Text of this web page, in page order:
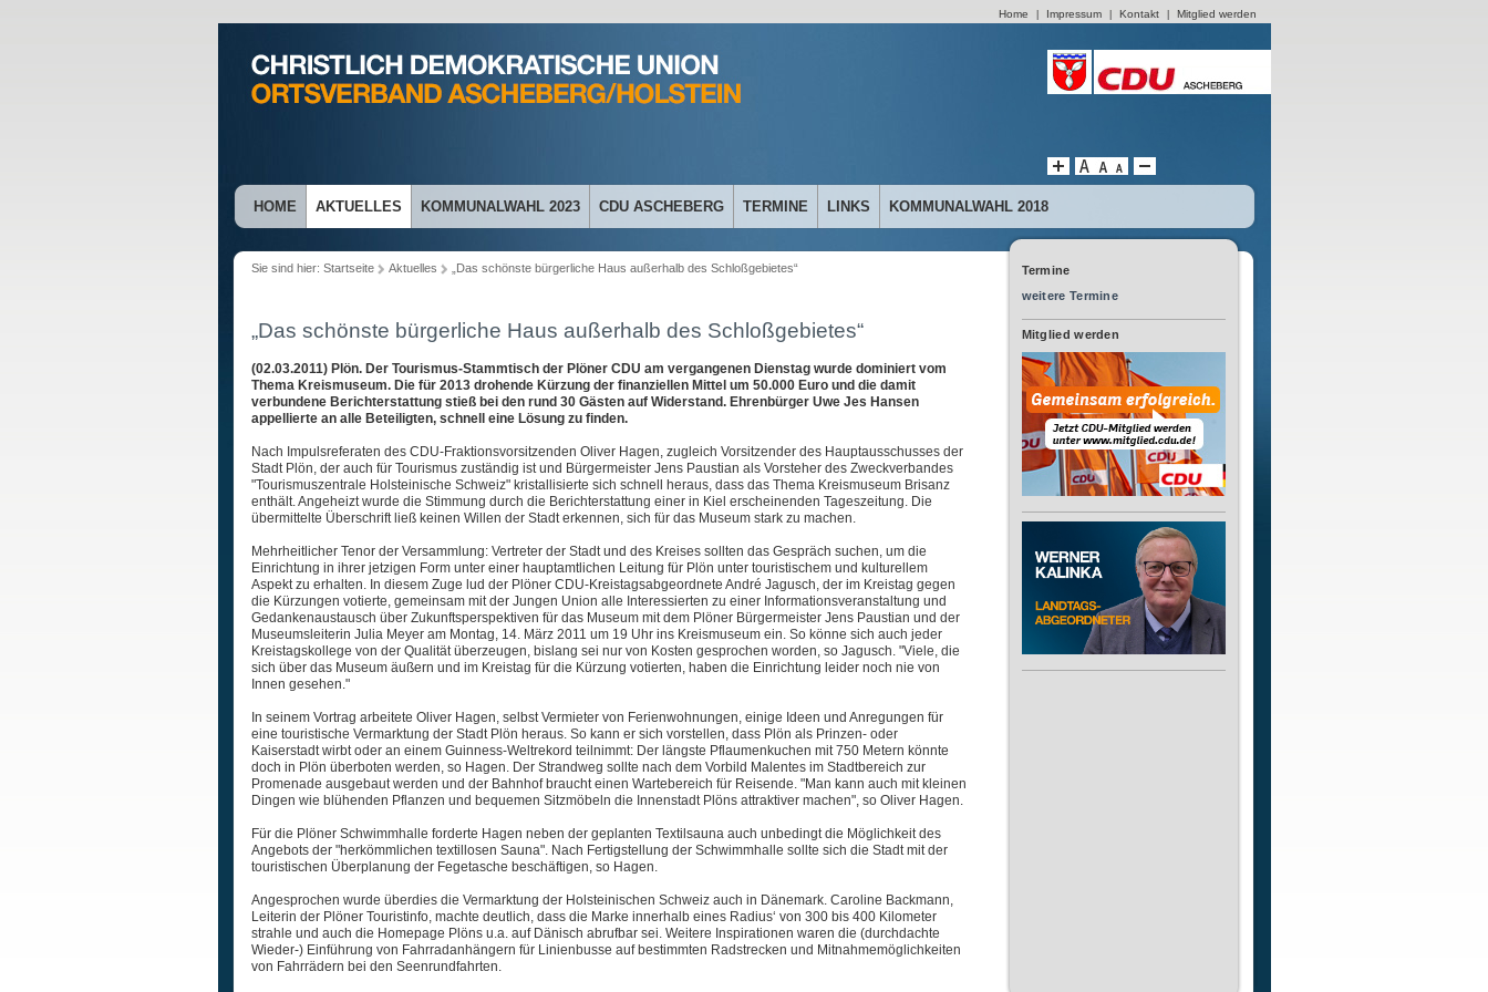
Home Impressum Kontakt Mitglied werden
HOME AKTUELLES KOMMUNALWAHL 2023 CDU ASCHEBERG TERMINE LINKS KOMMUNALWAHL 2018
Sie sind hier: Startseite Aktuelles „Das schönste bürgerliche Haus außerhalb des Schloßgebietes“
„Das schönste bürgerliche Haus außerhalb des Schloßgebietes“
(02.03.2011) Plön. Der Tourismus-Stammtisch der Plöner CDU am vergangenen Dienstag wurde dominiert vom
Thema Kreismuseum. Die für 2013 drohende Kürzung der finanziellen Mittel um 50.000 Euro und die damit
verbundene Berichterstattung stieß bei den rund 30 Gästen auf Widerstand. Ehrenbürger Uwe Jes Hansen
appellierte an alle Beteiligten, schnell eine Lösung zu finden.
Nach Impulsreferaten des CDU-Fraktionsvorsitzenden Oliver Hagen, zugleich Vorsitzender des Hauptausschusses der
Stadt Plön, der auch für Tourismus zuständig ist und Bürgermeister Jens Paustian als Vorsteher des Zweckverbandes
"Tourismuszentrale Holsteinische Schweiz" kristallisierte sich schnell heraus, dass das Thema Kreismuseum Brisanz
enthält. Angeheizt wurde die Stimmung durch die Berichterstattung einer in Kiel erscheinenden Tageszeitung. Die
übermittelte Überschrift ließ keinen Willen der Stadt erkennen, sich für das Museum stark zu machen.
Mehrheitlicher Tenor der Versammlung: Vertreter der Stadt und des Kreises sollten das Gespräch suchen, um die
Einrichtung in ihrer jetzigen Form unter einer hauptamtlichen Leitung für Plön unter touristischem und kulturellem
Aspekt zu erhalten. In diesem Zuge lud der Plöner CDU-Kreistagsabgeordnete André Jagusch, der im Kreistag gegen
die Kürzungen votierte, gemeinsam mit der Jungen Union alle Interessierten zu einer Informationsveranstaltung und
Gedankenaustausch über Zukunftsperspektiven für das Museum mit dem Plöner Bürgermeister Jens Paustian und der
Museumsleiterin Julia Meyer am Montag, 14. März 2011 um 19 Uhr ins Kreismuseum ein. So könne sich auch jeder
Kreistagskollege von der Qualität überzeugen, bislang sei nur von Kosten gesprochen worden, so Jagusch. "Viele, die
sich über das Museum äußern und im Kreistag für die Kürzung votierten, haben die Einrichtung leider noch nie von
Innen gesehen."
In seinem Vortrag arbeitete Oliver Hagen, selbst Vermieter von Ferienwohnungen, einige Ideen und Anregungen für
eine touristische Vermarktung der Stadt Plön heraus. So kann er sich vorstellen, dass Plön als Prinzen- oder
Kaiserstadt wirbt oder an einem Guinness-Weltrekord teilnimmt: Der längste Pflaumenkuchen mit 750 Metern könnte
doch in Plön überboten werden, so Hagen. Der Strandweg sollte nach dem Vorbild Malentes im Stadtbereich zur
Promenade ausgebaut werden und der Bahnhof braucht einen Wartebereich für Reisende. "Man kann auch mit kleinen
Dingen wie blühenden Pflanzen und bequemen Sitzmöbeln die Innenstadt Plöns attraktiver machen", so Oliver Hagen.
Für die Plöner Schwimmhalle forderte Hagen neben der geplanten Textilsauna auch unbedingt die Möglichkeit des
Angebots der "herkömmlichen textillosen Sauna". Nach Fertigstellung der Schwimmhalle sollte sich die Stadt mit der
touristischen Überplanung der Fegetasche beschäftigen, so Hagen.
Angesprochen wurde überdies die Vermarktung der Holsteinischen Schweiz auch in Dänemark. Caroline Backmann,
Leiterin der Plöner Touristinfo, machte deutlich, dass die Marke innerhalb eines Radius‘ von 300 bis 400 Kilometer
strahle und auch die Homepage Plöns u.a. auf Dänisch abrufbar sei. Weitere Inspirationen waren die (durchdachte
Wieder-) Einführung von Fahrradanhängern für Linienbusse auf bestimmten Radstrecken und Mitnahmemöglichkeiten
von Fahrrädern bei den Seenrundfahrten.
Termine
weitere Termine
Mitglied werden